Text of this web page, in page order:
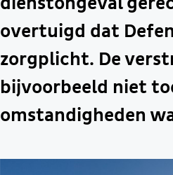
dienstongeval
overtuigd dat
zorgplicht. De
bijvoorbeeld niet
omstandigheden